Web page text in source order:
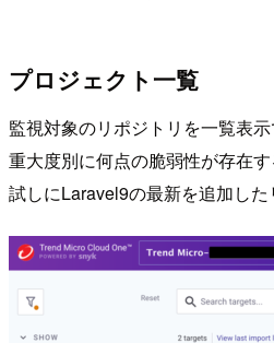
プロジェクト一覧
監視対象のリポジトリを一覧表示
重大度別に何点の脆弱性が存在
試しにLaravel9の最新を追加し